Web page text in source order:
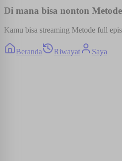
Di mana bisa nonton
Kamu bisa streaming Metode full
Beranda Riwayat Saya